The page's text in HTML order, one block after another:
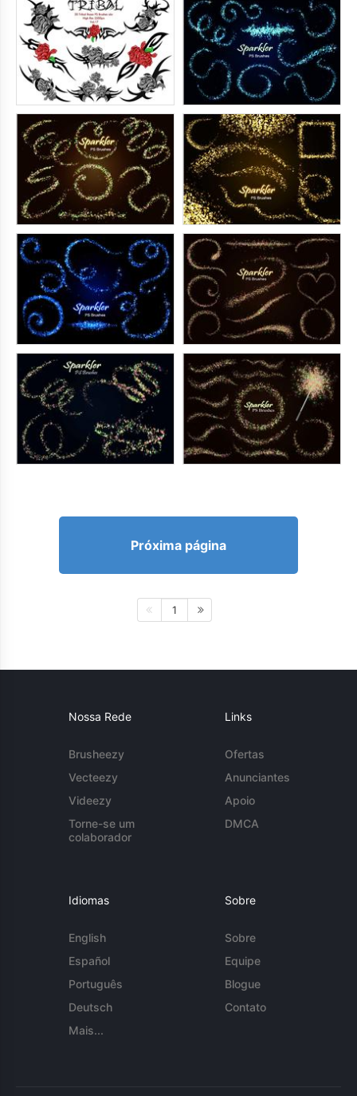
Próxima página
1
Nossa Rede
Brusheezy
Vecteezy
Videezy
Torne-se um
colaborador
Links
Ofertas
Anunciantes
Apoio
DMCA
Idiomas
English
Español
Português
Deutsch
Mais...
Sobre
Sobre
Equipe
Blogue
Contato